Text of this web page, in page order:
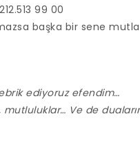
99 00
başka bir sene
ediyoruz efendim…
mutluluklar… Ve de